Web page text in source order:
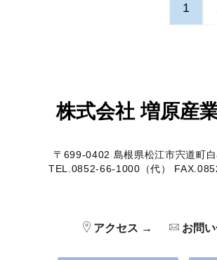
1
株式会社 増原産
〒699-0402 島根県松江市宍道町
TEL.0852-66-1000（代）
アクセス → お問